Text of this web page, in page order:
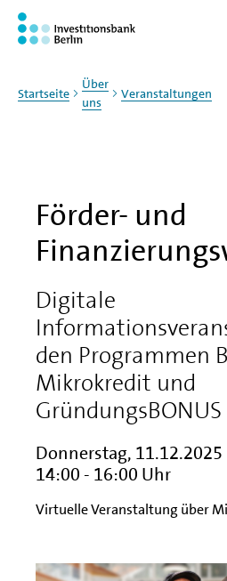
Zum Haupinhalt springen
Startseite
Über
uns
Veranstaltungen
Förder- und
Digitale
den Programmen
Mikrokredit und
GründungsBONUS
Donnerstag, 11.12.2025
14:00 - 16:00 Uhr
Virtuelle Veranstaltung über